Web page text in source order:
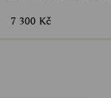
7 300 Kč